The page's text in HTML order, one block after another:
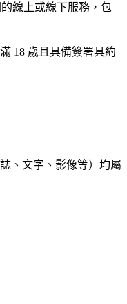
線上或線下服務，包
18 歲且具備簽署具約
、文字、影像等）均屬